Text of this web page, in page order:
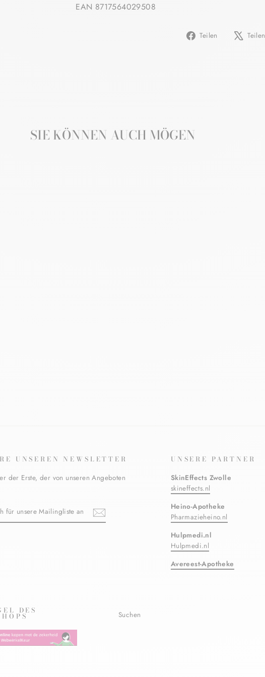
EAN 8717564029508
Teilen
Auf
Teilen
SIE KÖNNEN AUCH MÖGEN
UNSEREN NEWSLETTER
der Erste, der von unseren Angeboten
UNSERE PARTNER
SkinEffects Zwolle
skineffects.nl
Heino-Apotheke
Pharmazieheino.nl
Hulpmedi.nl
Hulpmedi.nl
Avereest-Apotheke
DES Suchen